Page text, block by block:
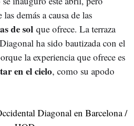
demás a causa de las
de sol que ofrece. La terraza
ha sido bautizada con el
la experiencia que ofrece es
en el cielo, como su apodo